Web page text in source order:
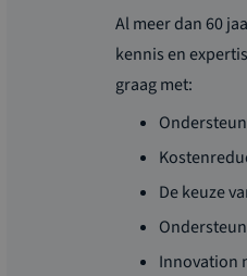
Al meer dan 60
kennis en
graag met:
De keuze
Innovation